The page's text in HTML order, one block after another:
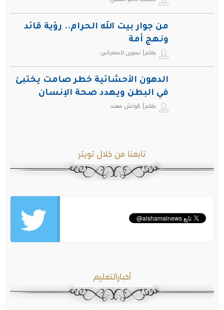
من جوار بيت الله الحرام.. رؤية قائد
ونهج أمة
بقلم| نسرين السفياني
الدهون الأحشائية خطر صامت يختبئ
في البطن ويهدد صحة الإنسان
بقلم| كوتش مهند
تابعنا من خلال تويتر
أخبارالتعليم